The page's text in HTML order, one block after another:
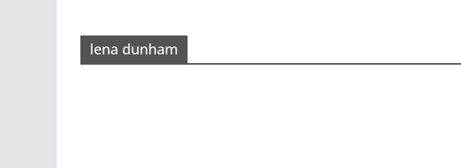
lena dunham